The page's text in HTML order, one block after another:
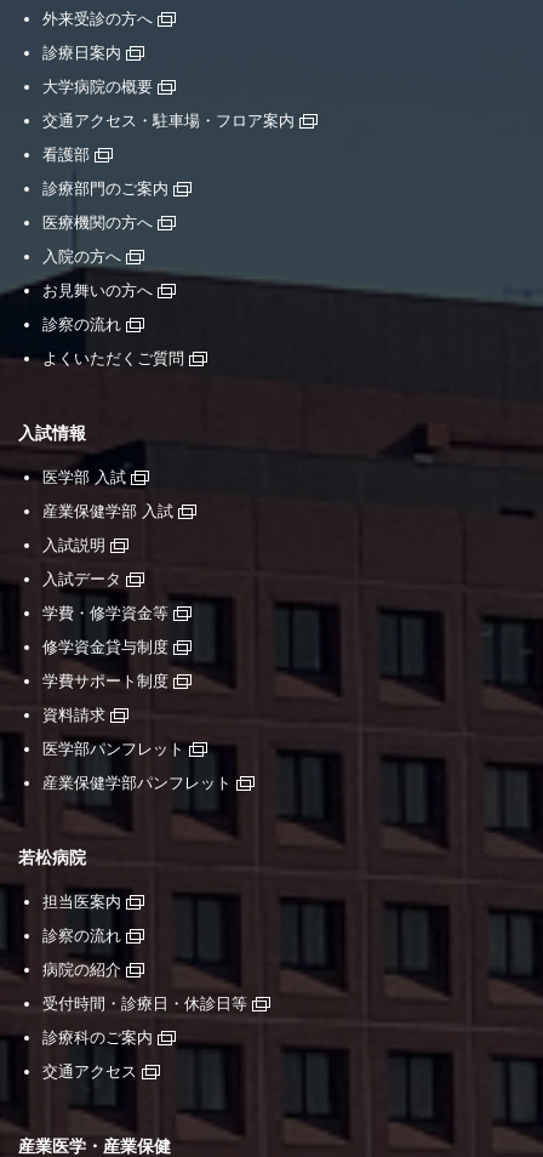
外来受診の方へ
診療日案内
大学病院の概要
交通アクセス・駐車場・フロア案内
看護部
診療部門のご案内
医療機関の方へ
入院の方へ
お見舞いの方へ
診察の流れ
よくいただくご質問
入試情報
医学部 入試
産業保健学部 入試
入試説明
入試データ
学費・修学資金等
修学資金貸与制度
学費サポート制度
資料請求
医学部パンフレット
産業保健学部パンフレット
若松病院
担当医案内
診察の流れ
病院の紹介
受付時間・診療日・休診日等
診療科のご案内
交通アクセス
産業医学・産業保健